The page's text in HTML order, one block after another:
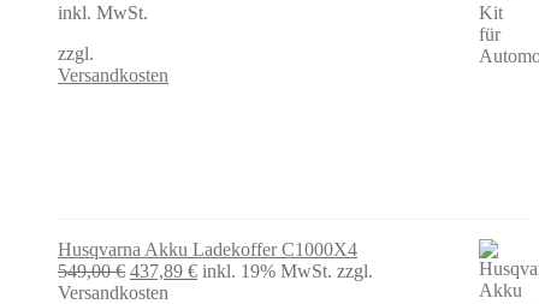
war:
inkl. MwSt.
zzgl.
Versandkosten
Husqvarna Akku Ladekoffer C1000X4
549,00€ Ursprünglicher
Preis
437,89 €Aktueller
inkl. 19% MwSt. zzgl.
Versandkosten